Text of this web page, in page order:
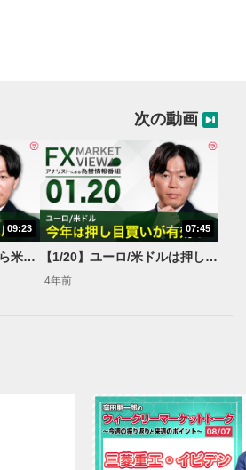
スを乗せると表示されます。
停止します。
り
09:23
【1/16】日銀無風通過なら米ドル/円は反発？＜FX MARKET VIEW＞
次の動画
07:45
【1/20】ユーロ/米ドルは押し目買いが有効？＜FX MARKET VIEW＞
4年前